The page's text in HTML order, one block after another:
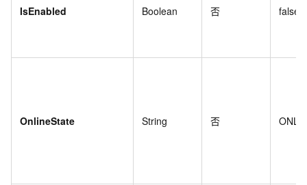
IsEnabled Boolean 否 false
OnlineState String 否